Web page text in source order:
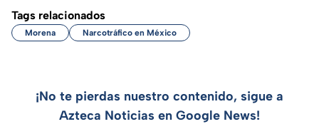
Tags relacionados
Morena Narcotráfico en México
¡No te pierdas nuestro contenido, sigue a
Azteca Noticias en Google News!